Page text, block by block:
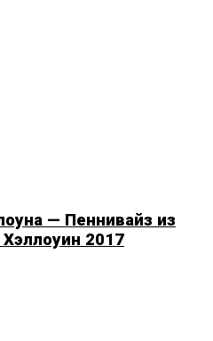
— Пеннивайз из
2017